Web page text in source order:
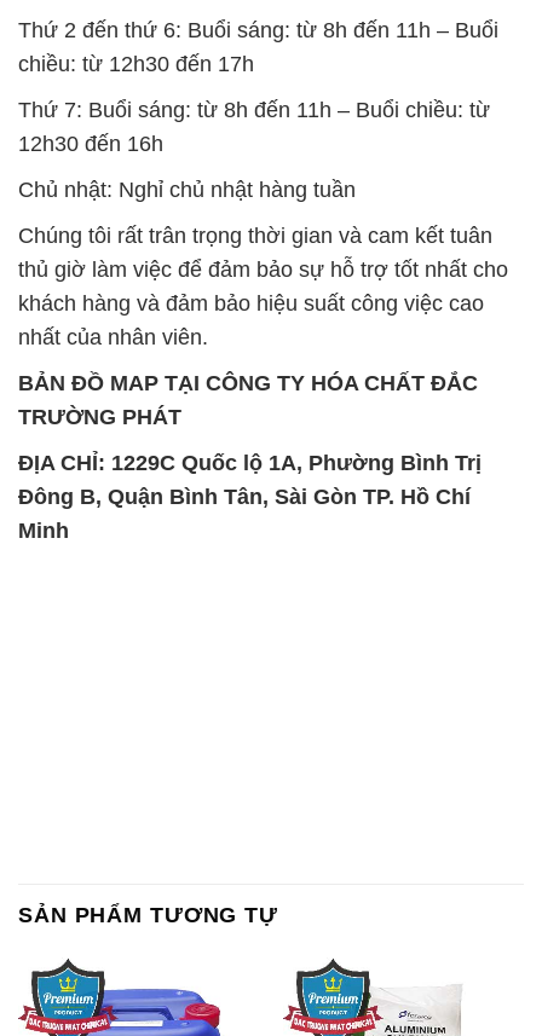
Thứ 2 đến thứ 6: Buổi sáng: từ 8h đến 11h – Buổi
chiều: từ 12h30 đến 17h
Thứ 7: Buổi sáng: từ 8h đến 11h – Buổi chiều: từ
12h30 đến 16h
Chủ nhật: Nghỉ chủ nhật hàng tuần
Chúng tôi rất trân trọng thời gian và cam kết tuân
thủ giờ làm việc để đảm bảo sự hỗ trợ tốt nhất cho
khách hàng và đảm bảo hiệu suất công việc cao
nhất của nhân viên.
BẢN ĐỒ MAP TẠI CÔNG TY HÓA CHẤT ĐẮC
TRƯỜNG PHÁT
ĐỊA CHỈ: 1229C Quốc lộ 1A, Phường Bình Trị
Đông B, Quận Bình Tân, Sài Gòn TP. Hồ Chí
Minh
SẢN PHẨM TƯƠNG TỰ